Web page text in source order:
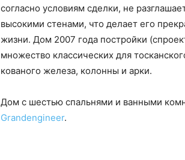
согласно условиям сделки, не
высокими стенами, что делает его
жизни. Дом 2007 года постройки
множество классических для
кованого железа, колонны и арки.
Дом с шестью спальнями и ванными
Grandengineer.